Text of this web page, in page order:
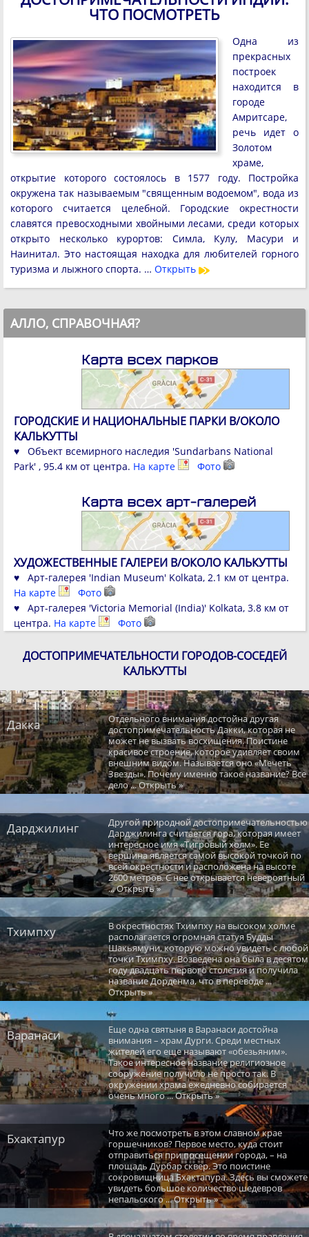
ЧТО ПОСМОТРЕТЬ
Одна из
прекрасных
построек
находится в
городе
Амритсаре,
речь идет о
Золотом
храме,
открытие которого состоялось в 1577 году. Постройка
окружена так называемым "священным водоемом", вода из
которого считается целебной. Городские окрестности
славятся превосходными хвойными лесами, среди которых
открыто несколько курортов: Симла, Кулу, Масури и
Наинитал. Это настоящая находка для любителей горного
туризма и лыжного спорта. … Открыть
АЛЛО, СПРАВОЧНАЯ?
Карта всех парков
ГОРОДСКИЕ И НАЦИОНАЛЬНЫЕ ПАРКИ В/ОКОЛО
КАЛЬКУТТЫ
♥ Объект всемирного наследия 'Sundarbans National
Park' , 95.4 км от центра. На карте Фото
Карта всех арт-галерей
ХУДОЖЕСТВЕННЫЕ ГАЛЕРЕИ В/ОКОЛО КАЛЬКУТТЫ
♥ Арт-галерея 'Indian Museum' Kolkata, 2.1 км от центра.
На карте
Фото
♥ Арт-галерея 'Victoria Memorial (India)' Kolkata, 3.8 км от
центра. На карте Фото
ДОСТОПРИМЕЧАТЕЛЬНОСТИ ГОРОДОВ-СОСЕДЕЙ
КАЛЬКУТТЫ
Дакка
Отдельного внимания достойна другая
достопримечательность Дакки, которая не
может не вызвать восхищения. Поистине
красивое строение, которое удивляет своим
внешним видом. Называется оно «Мечеть
Звезды». Почему именно такое название? Все
дело ... Открыть »
Дарджилинг
Другой природной достопримечательностью
Дарджилинга считается гора, которая имеет
интересное имя «Тигровый холм». Ее
вершина является самой высокой точкой по
всей окрестности и расположена на высоте
2600 метров. С нее открывается невероятный
... Открыть »
Тхимпху
В окрестностях Тхимпху на высоком холме
располагается огромная статуя Будды
Шакьямуни, которую можно увидеть с любой
точки Тхимпху. Возведена она была в десятом
году двадцать первого столетия и получила
название Дорденма, что в переводе ...
Открыть »
Варанаси
Еще одна святыня в Варанаси достойна
внимания – храм Дурги. Среди местных
жителей его еще называют «обезьяним».
Такое интересное название религиозное
сооружение получило не просто так. В
окружении храма ежедневно собирается
очень много ... Открыть »
Бхактапур
Что же посмотреть в этом славном крае
горшечников? Первое место, куда стоит
отправиться при посещении города, – на
площадь Дурбар сквер. Это поистине
сокровищница Бхактапура. Здесь вы сможете
увидеть большое количество шедевров
непальского ... Открыть »